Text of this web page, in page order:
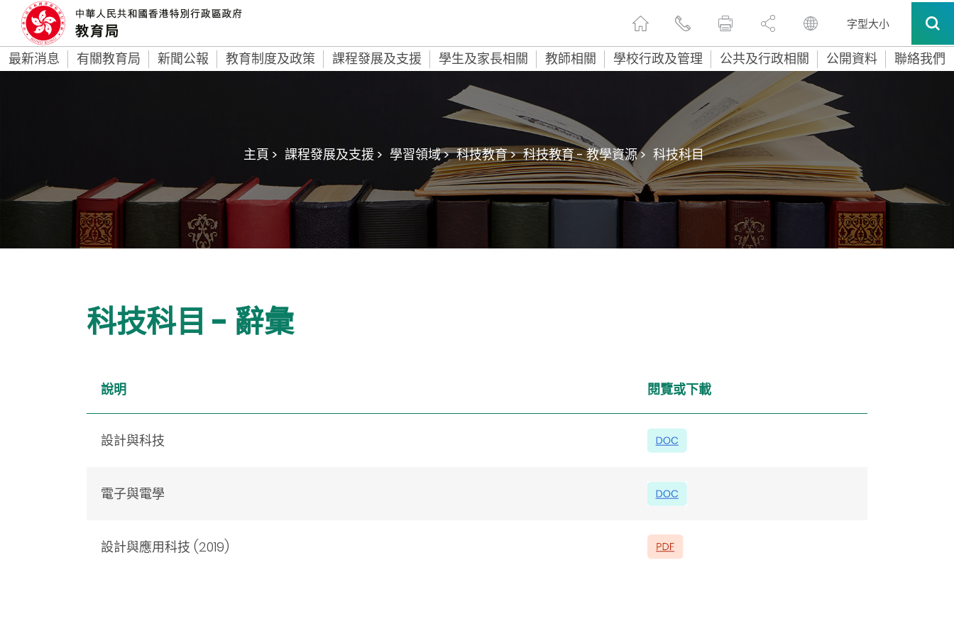
字型大小
最新消息 有關教育局 新聞公報 教育制度及政策 課程發展及支援 學生及家長相關 教師相關 學校行政及管理 公共及行政相關 公開資料 聯絡我們
主頁 > 課程發展及支援 > 學習領域 > 科技教育 > 科技教育 - 教學資源 > 科技科目
科技科目 - 辭彙
說明 閱覽或下載
設計與科技
電子與電學
設計與應用科技 (2019)